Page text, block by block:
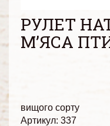
РУЛЕТ
М’ЯСА
вищого сорту
Артикул: 337